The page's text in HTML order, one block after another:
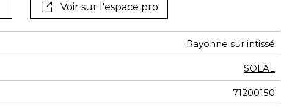
Voir sur l'espace pro
Rayonne sur intissé
SOLAL
71200150